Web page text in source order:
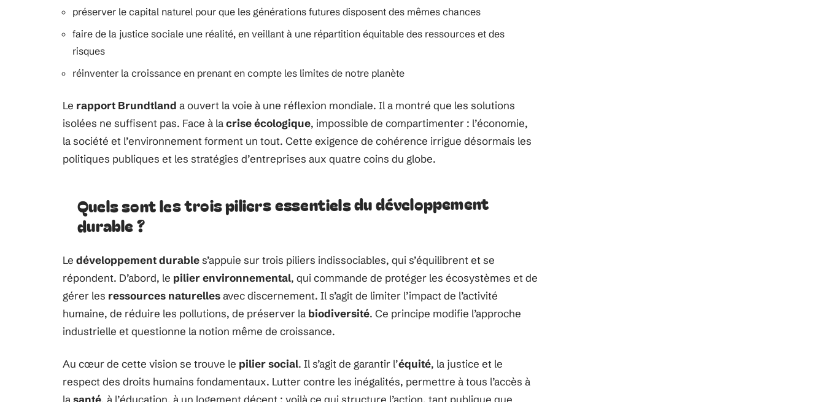
préserver le capital naturel pour que les générations futures disposent des mêmes chances
faire de la justice sociale une réalité, en veillant à une répartition équitable des ressources et des
risques
réinventer la croissance en prenant en compte les limites de notre planète
Le rapport Brundtland a ouvert la voie à une réflexion mondiale. Il a montré que les solutions
isolées ne suffisent pas. Face à lacrise écologique, impossible de compartimenter : l’économie,
la société et l’environnement forment un tout. Cette exigence de cohérence irrigue désormais les
politiques publiques et les stratégies d’entreprises aux quatre coins du globe.
Quels sont les trois piliers essentiels du développement
durable ?
Le développement durables’appuie sur trois piliers indissociables, qui s’équilibrent et se
répondent. D’abord, le pilier environnemental, qui commande de protéger les écosystèmes et de
gérer les ressources naturellesavec discernement. Il s’agit de limiter l’impact de l’activité
humaine, de réduire les pollutions, de préserver la biodiversité. Ce principe modifie l’approche
industrielle et questionne la notion même de croissance.
Au cœur de cette vision se trouve le pilier social. Il s’agit de garantir l’équité, la justice et le
respect des droits humains fondamentaux. Lutter contre les inégalités, permettre à tous l’accès à
lasanté, à l’éducation, à un logement décent : voilà ce qui structure l’action, tant publique que